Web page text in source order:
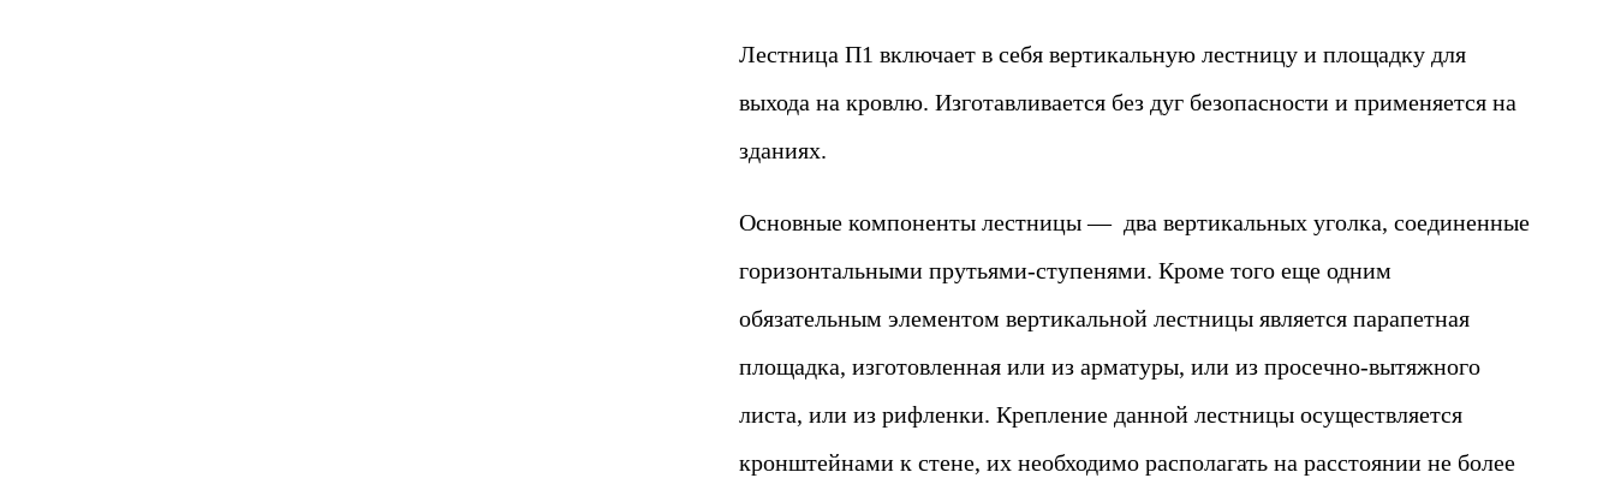
Лестница П1 включает в себя вертикальную лестницу и площадку для
выхода на кровлю. Изготавливается без дуг безопасности и применяется на
зданиях.
Основные компоненты лестницы — два вертикальных уголка, соединенные
горизонтальными прутьями-ступенями. Кроме того еще одним
обязательным элементом вертикальной лестницы является парапетная
площадка, изготовленная или из арматуры, или из просечно-вытяжного
листа, или из рифленки. Крепление данной лестницы осуществляется
кронштейнами к стене, их необходимо располагать на расстоянии не более